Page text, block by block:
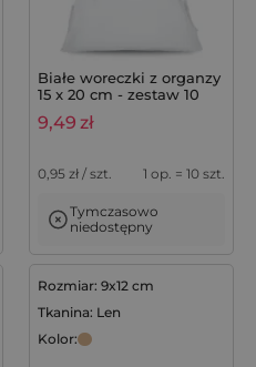
Białe woreczki z organzy
15 x 20 cm - zestaw 10
9,49 zł
0,95 zł / szt. 1 op. = 10 szt.
Tymczasowo
niedostępny
Rozmiar: 9x12 cm
Tkanina: Len
Kolor: